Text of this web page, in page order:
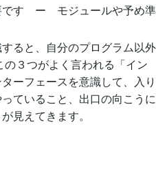
です ー モジュールや予め準
ると、自分のプログラム以外
３つがよく言われる「イン
ーフェースを意識して、入り
ていること、出口の向こうに
見えてきます。